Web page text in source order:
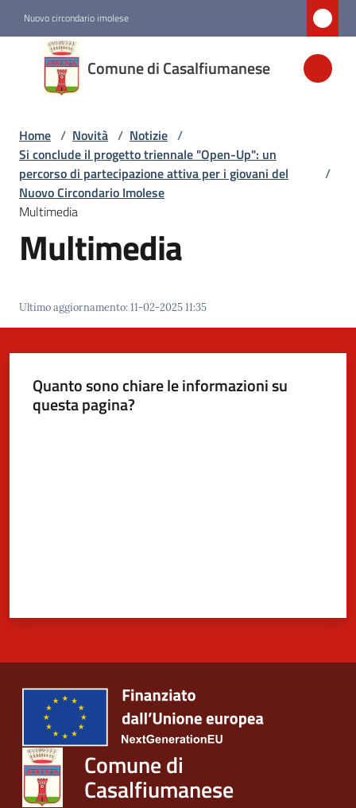
Nuovo circondario imolese
Comune di Casalfiumanese
Comune di
Casalfiumanese
Amministrazione
Novità
Menu selezionato
Servizi
Casalfiumanese
5x1000
Home / Novità / Notizie /
Si conclude il progetto triennale "Open-Up": un
percorso di partecipazione attiva per i giovani del
Nuovo Circondario Imolese
/
Multimedia
Multimedia
Ultimo aggiornamento:11-02-2025 11:35
Quanto sono chiare le informazioni su
questa pagina?
Comune di
Casalfiumanese